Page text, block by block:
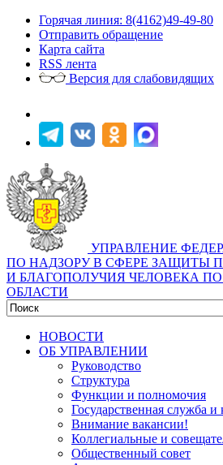
Горячая линия: 8(4162)49-49-80
Отправить обращение
Карта сайта
RSS лента
Версия для слабовидящих
УПРАВЛЕНИЕ
ПО НАДЗОРУ В СФЕРЕ ЗАЩИТЫ
И БЛАГОПОЛУЧИЯ ЧЕЛОВЕКА
ОБЛАСТИ
НОВОСТИ
ОБ УПРАВЛЕНИИ
Руководство
Структура
Функции и полномочия
Государственная служба и
Внимание вакансии!
Коллегиальные и
Общественный совет